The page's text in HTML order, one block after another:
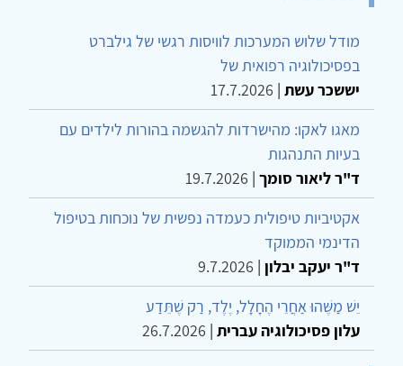
מודל שלוש המערכות לוויסות רגשי של גילברט
בפסיכולוגיה רפואית של
יששכר עשת |
17.7.2026
מאגו לאקו: מהישרדות להגשמה בהורות לילדים עם
בעיות התנהגות
ד"ר ליאור סומך |
19.7.2026
אקטיביות טיפולית כעמדה נפשית של נוכחות בטיפול
הדינמי הממוקד
ד"ר יעקב יבלון |
9.7.2026
יֵשׁ מַשֶּׁהוּ אַחֲרֵי הֶחָלָל, יֶלֶד, רַק שֶׁתֵּדַע
עלון פסיכולוגיה עברית |
26.7.2026